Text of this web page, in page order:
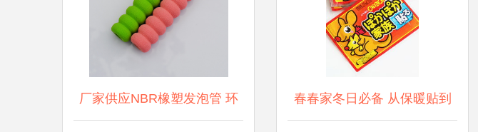
厂家供应NBR橡塑发泡管 环 春春家冬日必备 从保暖贴到